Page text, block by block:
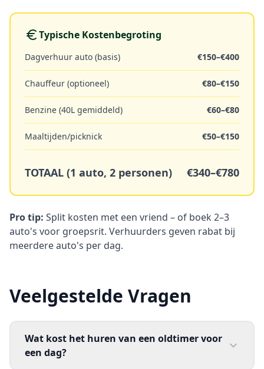
Typische Kostenbegroting
Dagverhuur auto (basis) €150–€400
Chauffeur (optioneel) €80–€150
Benzine (40L gemiddeld) €60–€80
Maaltijden/picknick €50–€150
TOTAAL (1 auto, 2 personen) €340–€780
Pro tip: Split kosten met een vriend – of boek 2–3
auto's voor groepsrit. Verhuurders geven rabat bij
meerdere auto's per dag.
Veelgestelde Vragen
Wat kost het huren van een oldtimer voor
een dag?